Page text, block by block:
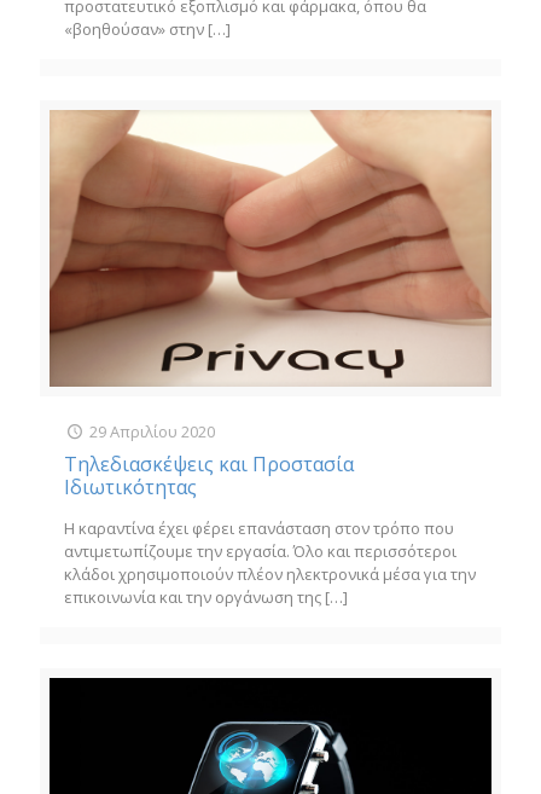
προστατευτικό εξοπλισμό και φάρμακα, όπου θα
«βοηθούσαν» στην […]
29 Απριλίου 2020
Τηλεδιασκέψεις και Προστασία
Ιδιωτικότητας
Η καραντίνα έχει φέρει επανάσταση στον τρόπο που
αντιμετωπίζουμε την εργασία. Όλο και περισσότεροι
κλάδοι χρησιμοποιούν πλέον ηλεκτρονικά μέσα για την
επικοινωνία και την οργάνωση της […]